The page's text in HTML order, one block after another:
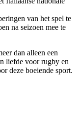
van het spel te
na seizoen mee te
dan alleen een
liefde voor rugby en
deze boeiende sport.